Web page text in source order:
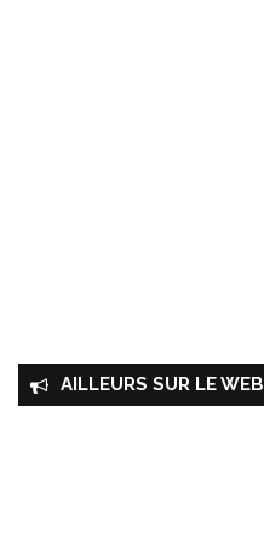
AILLEURS SUR LE WEB